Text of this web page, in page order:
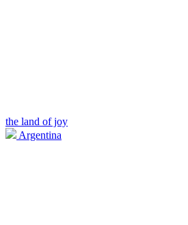
the land of joy
Argentina